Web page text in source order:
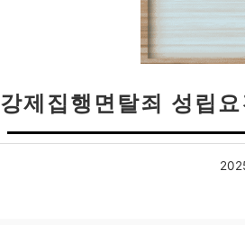
강제집행면탈죄 성립